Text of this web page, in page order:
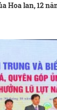
Hoa lan, 12